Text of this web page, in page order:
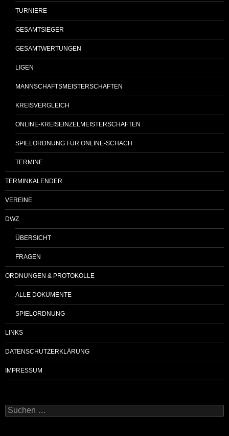
TURNIERE
GESAMTSIEGER
GESAMTWERTUNGEN
LIGEN
MANNSCHAFTSMEISTERSCHAFTEN
KREISVERGLEICH
ONLINE-KREISEINZELMEISTERSCHAFTEN
SPIELORDNUNG FÜR ONLINE-SCHACH
TERMINE
TERMINKALENDER
VEREINE
DWZ
ÜBERSICHT
FRAGEN
ORDNUNGEN & PROTOKOLLE
ALLE DOKUMENTE
SPIELORDNUNG
LINKS
DATENSCHUTZERKLÄRUNG
IMPRESSUM
Suchen
nach: